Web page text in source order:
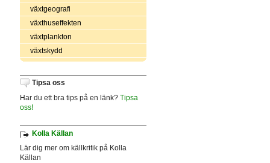
växtgeografi
växthuseffekten
växtplankton
växtskydd
Tipsa oss
Har du ett bra tips på en länk? Tipsa
oss!
Kolla Källan
Lär dig mer om källkritik på Kolla
Källan